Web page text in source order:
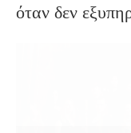
όταν δεν